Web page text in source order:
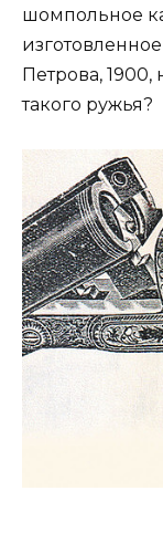
шомпольное
Петрова, 1900,
такого ружья?